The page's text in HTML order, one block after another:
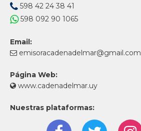
598 42 24 38 41
598 092 90 1065
Email:
emisoracadenadelmar@gmail.com
Página Web:
www.cadenadelmar.uy
Nuestras plataformas: